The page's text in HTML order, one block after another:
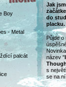
Boy
- Metal
palcát
Jak
do
placku.
Půjde
název "
s
se na